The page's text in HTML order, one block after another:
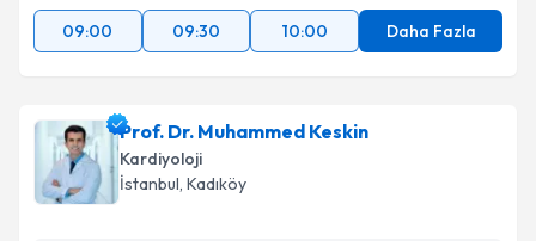
09:00
09:30 10:00 Daha Fazla
Prof. Dr. Muhammed Keskin
Kardiyoloji
İstanbul, Kadıköy